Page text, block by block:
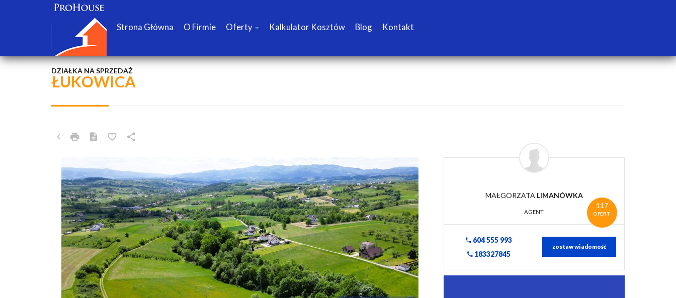
Strona Główna O Firmie Oferty Kalkulator Kosztów Blog Kontakt
ŁUKOWICA
DZIAŁKA NA SPRZEDAŻ
117
OFERT
MAŁGORZATA LIMANÓWKA
AGENT
604 555 993
183327845
zostaw wiadomość